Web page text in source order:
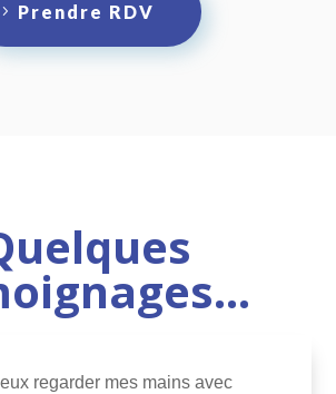
Prendre RDV
regarder mes mains avec